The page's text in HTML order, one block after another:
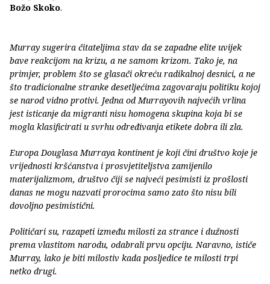
Božo Skoko.
Murray sugerira čitateljima stav da se zapadne elite uvijek
bave reakcijom na krizu, a ne samom krizom. Tako je, na
primjer, problem što se glasači okreću radikalnoj desnici, a ne
što tradicionalne stranke desetljećima zagovaraju politiku kojoj
se narod vidno protivi. Jedna od Murrayovih najvećih vrlina
jest isticanje da migranti nisu homogena skupina koja bi se
mogla klasificirati u svrhu određivanja etikete dobra ili zla.
Europa Douglasa Murraya kontinent je koji čini društvo koje je
vrijednosti kršćanstva i prosvjetiteljstva zamijenilo
materijalizmom, društvo čiji se najveći pesimisti iz prošlosti
danas ne mogu nazvati prorocima samo zato što nisu bili
dovoljno pesimistični.
Političari su, razapeti između milosti za strance i dužnosti
prema vlastitom narodu, odabrali prvu opciju. Naravno, ističe
Murray, lako je biti milostiv kada posljedice te milosti trpi
netko drugi.